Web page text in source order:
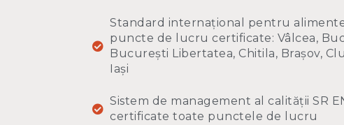
Standard internațional pentru alimente
puncte de lucru certificate: Vâlcea,
București Libertatea, Chitila, Brașov,
Iași
Sistem de management al calității SR
certificate toate punctele de lucru